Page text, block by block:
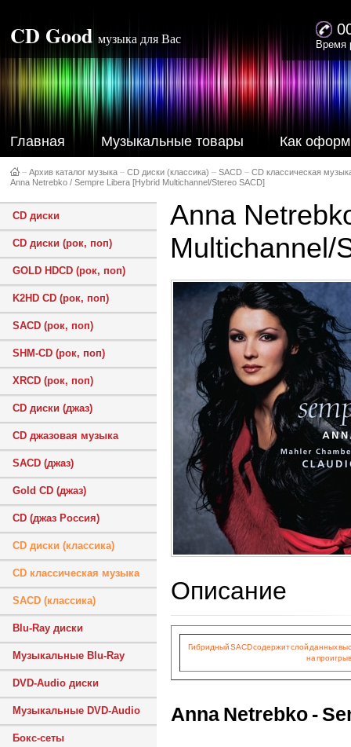
CD Good музыка для Вас Время
Главная Музыкальные товары Как
– Архив каталог музыка – CD диски (классика) – SACD – CD классическая
Anna Netrebko / Sempre Libera [Hybrid Multichannel/Stereo SACD]
CD диски
CD диски (рок, поп)
GOLD HDCD (рок, поп)
K2HD CD (рок, поп)
SACD (рок, поп)
SHM-CD (рок, поп)
XRCD (рок, поп)
CD диски (джаз)
CD джазовая музыка
SACD (джаз)
Gold CD (джаз)
CD (джаз Россия)
CD диски (классика)
CD классическая музыка
SACD (классика)
Blu-Ray диски
Музыкальные Blu-Ray
DVD-Audio диски
Музыкальные DVD-Audio
Бокс-сеты
Anna
Multichannel/
Описание
Гибридный SACD содержит слой данных
на
Anna Netrebko -